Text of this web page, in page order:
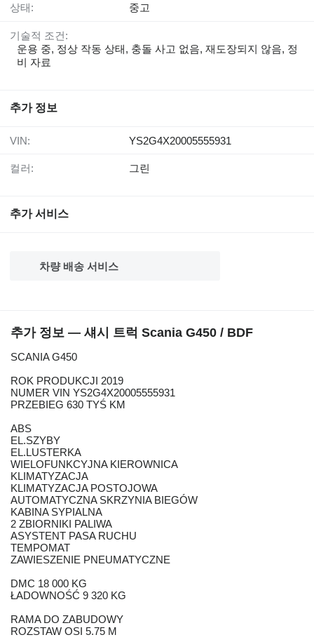
상태: 중고
기술적 조건:
운용 중, 정상 작동 상태, 충돌 사고 없음, 재도장되지 않음, 정
비 자료
추가 정보
VIN: YS2G4X20005555931
컬러: 그린
추가 서비스
차량 배송 서비스
추가 정보 — 섀시 트럭 Scania G450 / BDF
SCANIA G450
ROK PRODUKCJI 2019
NUMER VIN YS2G4X20005555931
PRZEBIEG 630 TYŚ KM
ABS
EL.SZYBY
EL.LUSTERKA
WIELOFUNKCYJNA KIEROWNICA
KLIMATYZACJA
KLIMATYZACJA POSTOJOWA
AUTOMATYCZNA SKRZYNIA BIEGÓW
KABINA SYPIALNA
2 ZBIORNIKI PALIWA
ASYSTENT PASA RUCHU
TEMPOMAT
ZAWIESZENIE PNEUMATYCZNE
DMC 18 000 KG
ŁADOWNOŚĆ 9 320 KG
RAMA DO ZABUDOWY
ROZSTAW OSI 5.75 M